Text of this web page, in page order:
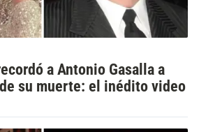
a Antonio Gasalla a
su muerte: el inédito video